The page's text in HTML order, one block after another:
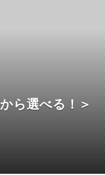
ら選べる！＞